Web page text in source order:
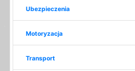
Ubezpieczenia
Motoryzacja
Transport